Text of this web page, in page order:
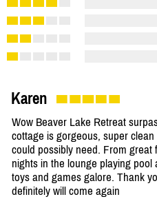
Karen
Wow Beaver Lake Retreat
cottage is gorgeous, super
could possibly need. From great
nights in the lounge playing
toys and games galore. Thank
definitely will come again